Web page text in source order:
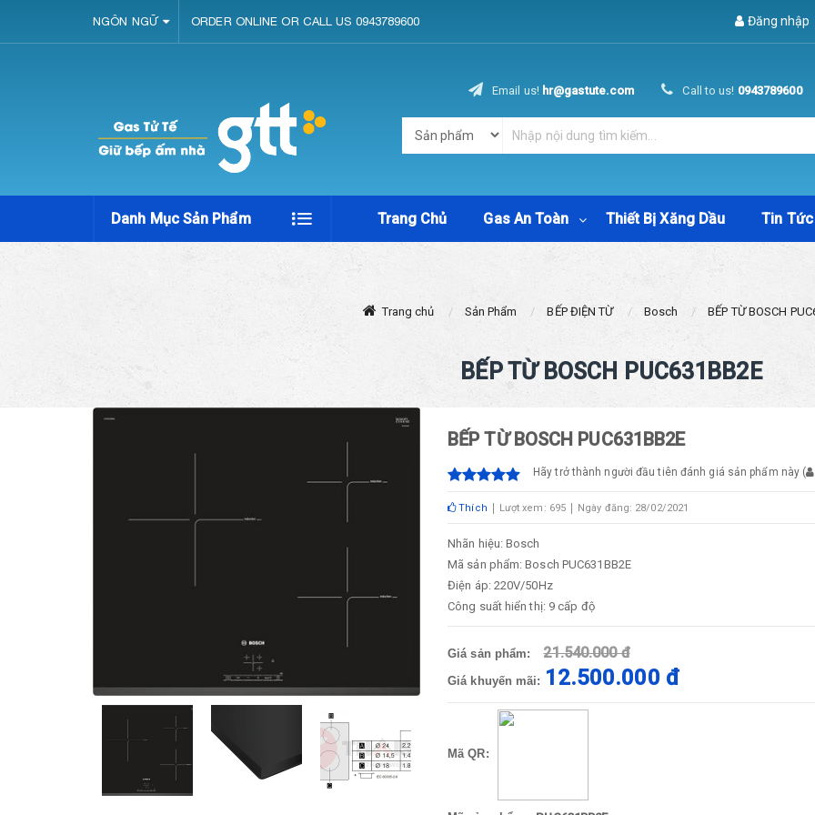
NGÔN NGỮ ORDER ONLINE OR CALL US 0943789600 Đăng nhập
Email us! hr@gastute.com Call to us! 0943789600
Danh Mục Sản Phẩm Trang Chủ Gas An Toàn Thiết Bị Xăng Dầu Tin Tức
Trang chủ Sản Phẩm BẾP ĐIỆN TỪ Bosch BẾP TỪ BOSCH
BẾP TỪ BOSCH PUC631BB2E
BẾP TỪ BOSCH PUC631BB2E
Hãy trở thành người đầu tiên đánh giá sản phẩm này (
Thích Lượt xem: 695 Ngày đăng: 28/02/2021
Nhãn hiệu: Bosch
Mã sản phẩm: Bosch PUC631BB2E
Điện áp: 220V/50Hz
Công suất hiển thị: 9 cấp độ
Giá sản phẩm: 21.540.000 đ
Giá khuyến mãi: 12.500.000 đ
Mã QR: